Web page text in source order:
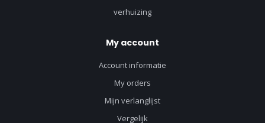
verhuizing
My account
Account informatie
My orders
Mijn verlanglijst
Vergelijk